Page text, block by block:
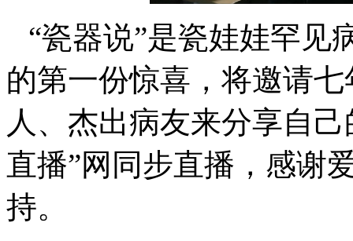
“瓷器说”是瓷娃娃罕见
的第一份惊喜，将邀请
人、杰出病友来分享自
直播”网同步直播，感谢
持。